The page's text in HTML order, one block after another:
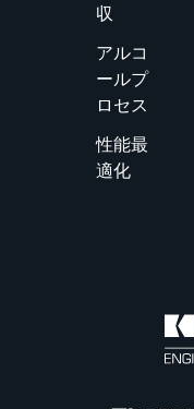
収
アルコ
ールプ
ロセス
性能最
適化